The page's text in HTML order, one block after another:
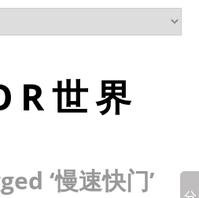
世界
‘慢速快门’